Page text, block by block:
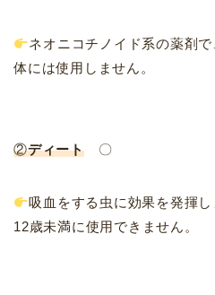
ネオニコチノイド系の薬剤
体には使用しません。
②ディート〇
吸血をする虫に効果を発揮
12歳未満に使用できません。